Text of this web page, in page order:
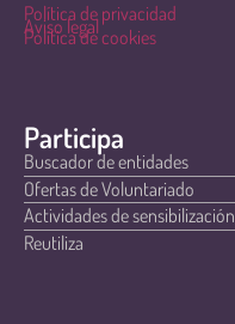
Política de privacidad
Aviso legal
Política de cookies
Participa
Buscador de entidades
Ofertas de Voluntariado
Actividades de sensibilización
Reutiliza